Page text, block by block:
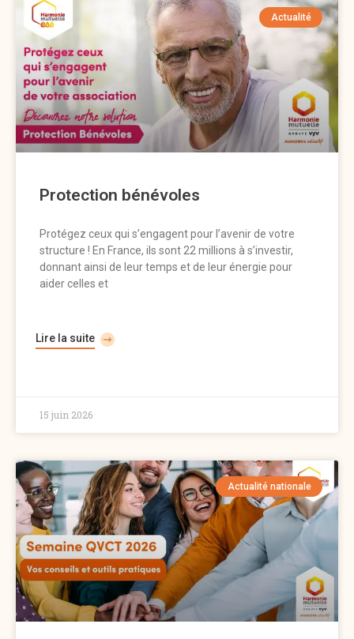
Actualité
Protection bénévoles
Protégez ceux qui s’engagent pour l’avenir de votre
structure ! En France, ils sont 22 millions à s’investir,
donnant ainsi de leur temps et de leur énergie pour
aider celles et
Lire la suite
15 juin 2026
Actualité nationale